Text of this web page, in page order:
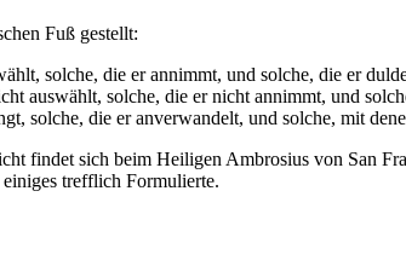
Fuß gestellt:
solche, die er annimmt, und solche, die er
auswählt, solche, die er nicht annimmt, und
solche, die er anverwandelt, und solche, mit
findet sich beim Heiligen Ambrosius von San
trefflich Formulierte.